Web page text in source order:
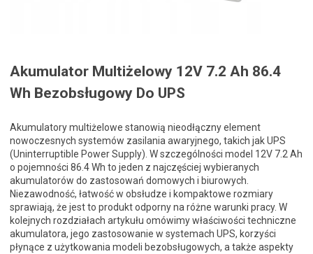
Akumulator Multiżelowy 12V 7.2 Ah 86.4
Wh Bezobsługowy Do UPS
Akumulatory multiżelowe stanowią nieodłączny element
nowoczesnych systemów zasilania awaryjnego, takich jak UPS
(Uninterruptible Power Supply). W szczególności model 12V 7.2 Ah
o pojemności 86.4 Wh to jeden z najczęściej wybieranych
akumulatorów do zastosowań domowych i biurowych.
Niezawodność, łatwość w obsłudze i kompaktowe rozmiary
sprawiają, że jest to produkt odporny na różne warunki pracy. W
kolejnych rozdziałach artykułu omówimy właściwości techniczne
akumulatora, jego zastosowanie w systemach UPS, korzyści
płynące z użytkowania modeli bezobsługowych, a także aspekty